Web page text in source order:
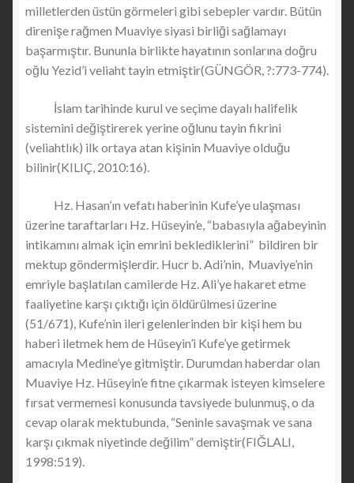
milletlerden üstün görmeleri gibi sebepler vardır. Bütün
direnişe rağmen Muaviye siyasi birliği sağlamayı
başarmıştır. Bununla birlikte hayatının sonlarına doğru
oğlu Yezid’i veliaht tayin etmiştir(GÜNGÖR, ?:773-774).
İslam tarihinde kurul ve seçime dayalı halifelik
sistemini değiştirerek yerine oğlunu tayin fikrini
(veliahtlık) ilk ortaya atan kişinin Muaviye olduğu
bilinir(KILIÇ, 2010:16).
Hz. Hasan’ın vefatı haberinin Kufe’ye ulaşması
üzerine taraftarları Hz. Hüseyin’e, “babasıyla ağabeyinin
intikamını almak için emrini beklediklerini” bildiren bir
mektup göndermişlerdir. Hucr b. Adi’nin, Muaviye’nin
emriyle başlatılan camilerde Hz. Ali’ye hakaret etme
faaliyetine karşı çıktığı için öldürülmesi üzerine
(51/671), Kufe’nin ileri gelenlerinden bir kişi hem bu
haberi iletmek hem de Hüseyin’i Kufe’ye getirmek
amacıyla Medine’ye gitmiştir. Durumdan haberdar olan
Muaviye Hz. Hüseyin’e fitne çıkarmak isteyen kimselere
fırsat vermemesi konusunda tavsiyede bulunmuş, o da
cevap olarak mektubunda, “Seninle savaşmak ve sana
karşı çıkmak niyetinde değilim” demiştir(FIĞLALI,
1998:519).